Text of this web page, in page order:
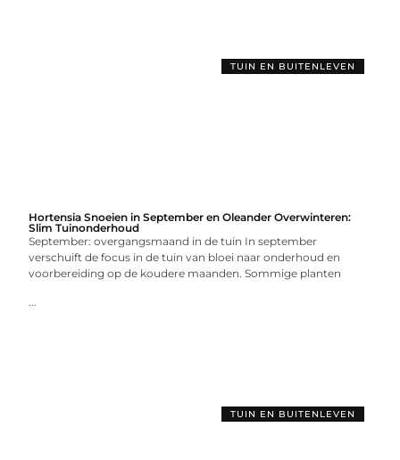
TUIN EN BUITENLEVEN
Hortensia Snoeien in September en Oleander Overwinteren:
Slim Tuinonderhoud
September: overgangsmaand in de tuin In september
verschuift de focus in de tuin van bloei naar onderhoud en
voorbereiding op de koudere maanden. Sommige planten
...
TUIN EN BUITENLEVEN